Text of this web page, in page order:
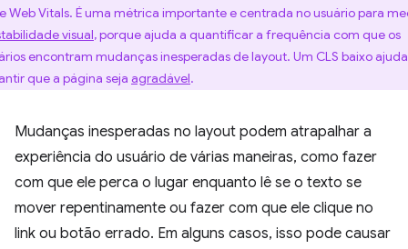
Web Vitals. É uma métrica importante e centrada no usuário para
visual, porque ajuda a quantificar a frequência com que os
encontram mudanças inesperadas de layout. Um CLS baixo
que a página seja agradável.
Mudanças inesperadas no layout podem atrapalhar a
experiência do usuário de várias maneiras, como fazer
com que ele perca o lugar enquanto lê se o texto se
mover repentinamente ou fazer com que ele clique no
link ou botão errado. Em alguns casos, isso pode causar